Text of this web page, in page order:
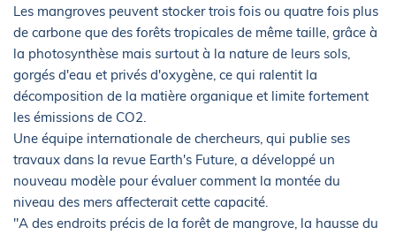
Les mangroves peuvent stocker trois fois ou quatre fois plus
de carbone que des forêts tropicales de même taille, grâce à
la photosynthèse mais surtout à la nature de leurs sols,
gorgés d'eau et privés d'oxygène, ce qui ralentit la
décomposition de la matière organique et limite fortement
les émissions de CO2.
Une équipe internationale de chercheurs, qui publie ses
travaux dans la revue Earth's Future, a développé un
nouveau modèle pour évaluer comment la montée du
niveau des mers affecterait cette capacité.
"A des endroits précis de la forêt de mangrove, la hausse du